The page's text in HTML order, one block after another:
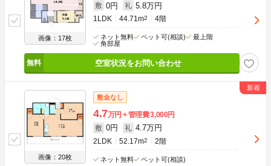
画像：17枚
敷 0円 礼 5.8万円
1LDK 44.71m2 4階
ネット無料 ペット可(相談)
最上階
角部屋
空室状況をお問い合わせ
画像：20枚
敷金なし
4.7万円 管理費3,000円
敷 0円 礼 4.7万円
2LDK 52.17m2 2階
ネット無料 ペット可(相談)